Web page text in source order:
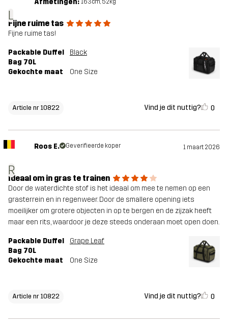
L
Afmetingen: 163cm, 52kg
Fijne ruime tas
Fijne ruime tas!
Packable Duffel
Bag 70L
Black
Gekochte maat One Size
Article nr 10822 Vind je dit nuttig? 0
R
Roos E. Geverifieerde koper 1 maart 2026
Ideaal om in gras te trainen
Door de waterdichte stof is het ideaal om mee te nemen op een
grasterrein en in regenweer. Door de smallere opening iets
moeilijker om grotere objecten in op te bergen en de zijzak heeft
maar een rits, waardoor je deze steeds onderaan moet open doen.
Packable Duffel
Bag 70L
Grape Leaf
Gekochte maat One Size
Article nr 10822 Vind je dit nuttig? 0